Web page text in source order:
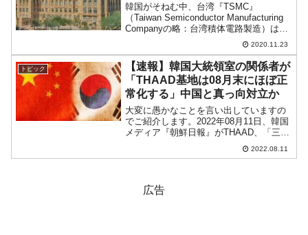
韓国がそねむ中、台湾『TSMC』
（Taiwan Semiconductor Manufacturing
Companyの略：台湾積体電路製造）は、
アメリカ合衆国アリゾナ州フェニックス
市に建設する新工場について着々と進め
ています。『TSMC』...
2020.11.23
トピック
【速報】韓国大統領室の関係者が
「THAAD基地は08月末にほぼ正
常化する」中国と真っ向対立か
大変に愚かなことを言い出していますの
でご紹介します。2022年08月11日、韓国
メディア『朝鮮日報』がTHAAD、「三不
一限」問題で速報を打ちました。大統領
室関係者が現在滞っているTHAAD基地が
2022.08.11
広告